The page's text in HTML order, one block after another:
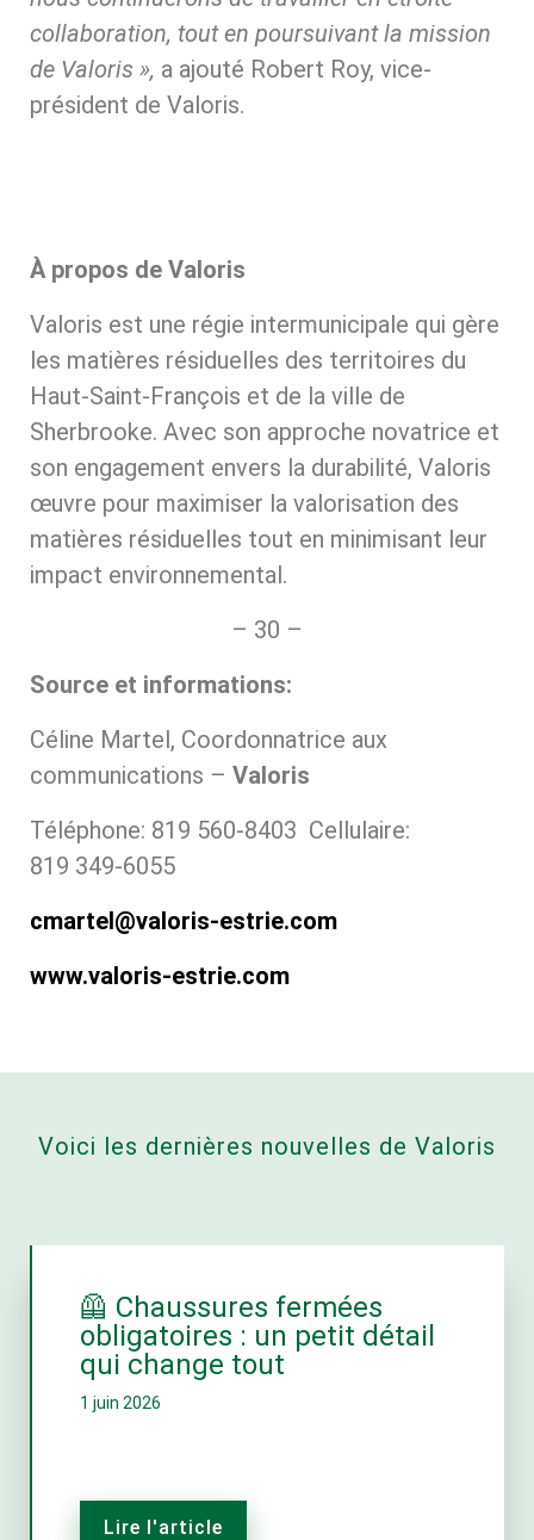
collaboration, tout en poursuivant la mission
de Valoris », a ajouté Robert Roy, vice-
président de Valoris.
À propos de Valoris
Valoris est une régie intermunicipale qui gère
les matières résiduelles des territoires du
Haut-Saint-François et de la ville de
Sherbrooke. Avec son approche novatrice et
son engagement envers la durabilité, Valoris
œuvre pour maximiser la valorisation des
matières résiduelles tout en minimisant leur
impact environnemental.
– 30 –
Source et informations:
Céline Martel, Coordonnatrice aux
communications – Valoris
Téléphone: 819 560-8403 Cellulaire:
819 349-6055
cmartel@valoris-estrie.com
www.valoris-estrie.com
Voici les dernières nouvelles de Valoris
🦺 Chaussures fermées
obligatoires : un petit détail
qui change tout
1 juin 2026
Lire l'article